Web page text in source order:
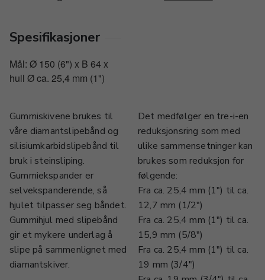
Spesifikasjoner
Mål: Ø 150 (6") x B 64 x
hull Ø ca. 25,4 mm (1")
Gummiskivene brukes til
våre diamantslipebånd og
silisiumkarbidslipebånd til
bruk i steinsliping.
Gummiekspander er
selvekspanderende, så
hjulet tilpasser seg båndet.
Gummihjul med slipebånd
gir et mykere underlag å
slipe på sammenlignet med
diamantskiver.
Det medfølger en tre-i-en
reduksjonsring som med
ulike sammensetninger kan
brukes som reduksjon for
følgende:
Fra ca. 25,4 mm (1") til ca.
12,7 mm (1/2")
Fra ca. 25,4 mm (1") til ca.
15,9 mm (5/8")
Fra ca. 25,4 mm (1") til ca.
19 mm (3/4")